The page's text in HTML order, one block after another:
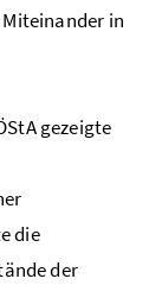
in
gezeigte
die
der